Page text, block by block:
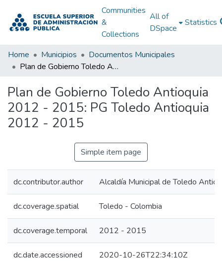
Communities
&
Collections
All of
DSpace
Statistics
Home Municipios
Documentos Municipales
Plan de Gobierno Toledo Antioquia 2012 - 2015: PG Toledo Antioquia 2012 - 2015
Plan de Gobierno Toledo Antioquia
2012 - 2015: PG Toledo Antioquia
2012 - 2015
Simple item page
dc.contributor.author Alcaldía Municipal de Toledo
dc.coverage.spatial Toledo - Colombia
dc.coverage.temporal 2012 - 2015
dc.date.accessioned 2020-10-26T22:34:10Z